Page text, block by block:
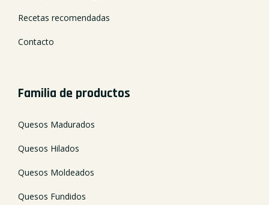
Recetas recomendadas
Contacto
Familia de productos
Quesos Madurados
Quesos Hilados
Quesos Moldeados
Quesos Fundidos